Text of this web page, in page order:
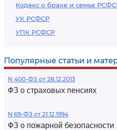
Кодекс о браке и семье
УК РСФСР
УПК РСФСР
Популярные статьи и
N 400-ФЗ от 28.12.2013
ФЗ о страховых пенсиях
N 69-ФЗ от 21.12.1994
ФЗ о пожарной безопасности